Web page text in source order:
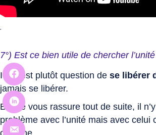
.
7°) Est ce bien utile de chercher
Ici, il est plutôt question de se libérer
jamais se libérer.
Bon je vous rassure tout de suite, il
problème avec l’unité mais avec celui
cherche.